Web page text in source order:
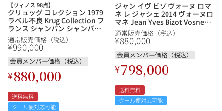
【ヴィノス 98点】
クリュッグ コレクション 1979
ラベル不良 Krug Collection フ
ランス シャンパン シャンパー
ニュ
通常販売価格（税込）
¥990,000
会員メンバー価格（税込）
¥880,000
送料無料
クール便対応可能
ジャン イヴ ビゾ ヴォーヌ ロマ
ネ レ ジャシェ 2014 ヴォーヌロ
マネ Jean Yves Bizot Vosne
Romanee Les Jachees フラン
ス ブルゴーニュ 赤ワイン
通常販売価格（税込）
¥880,000
会員メンバー価格（税込）
¥798,000
送料無料
クール便対応可能